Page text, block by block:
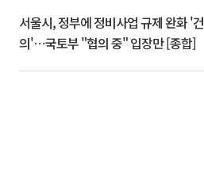
서울시, 정부에 정비사업 규제 완화 '건
의'⋯국토부 "협의 중" 입장만 [종합]